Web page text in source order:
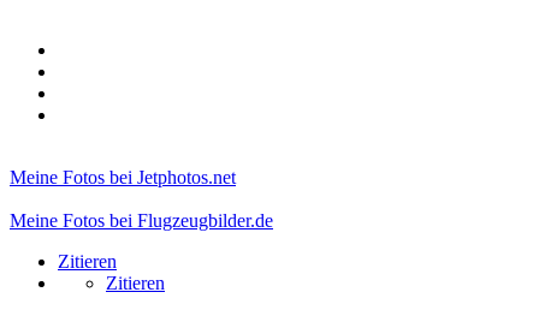
Meine Fotos bei Jetphotos.net
Meine Fotos bei Flugzeugbilder.de
Zitieren
Zitieren